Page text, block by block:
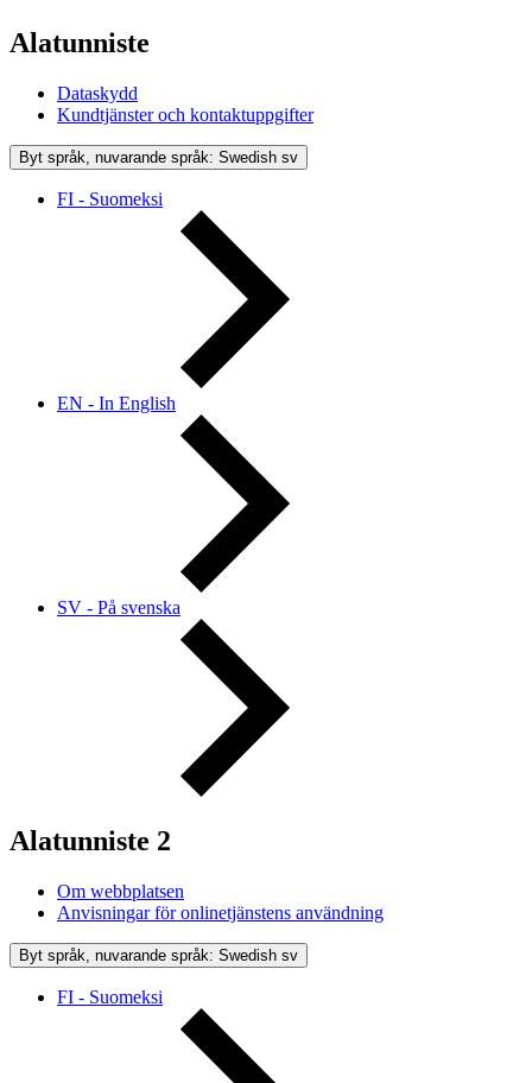
Alatunniste
Dataskydd
Kundtjänster och kontaktuppgifter
Byt språk, nuvarande språk: Swedish sv
FI - Suomeksi
EN - In English
SV - På svenska
Alatunniste 2
Om webbplatsen
Anvisningar för onlinetjänstens användning
Byt språk, nuvarande språk: Swedish sv
FI - Suomeksi